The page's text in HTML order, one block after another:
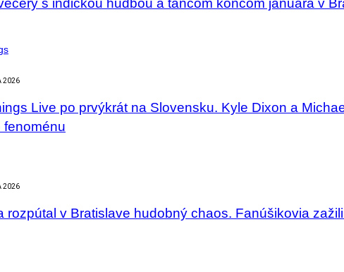
s indickou hudbou a tancom koncom januára v
2026
Live po prvýkrát na Slovensku. Kyle Dixon a
fenoménu
2026
rozpútal v Bratislave hudobný chaos. Fanúšikovia